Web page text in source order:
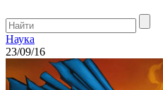
Наука
23/09/16